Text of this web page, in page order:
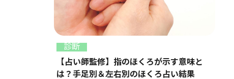
診断
【占い師監修】指のほくろが示す意味と
は？手足別＆左右別のほくろ占い結果